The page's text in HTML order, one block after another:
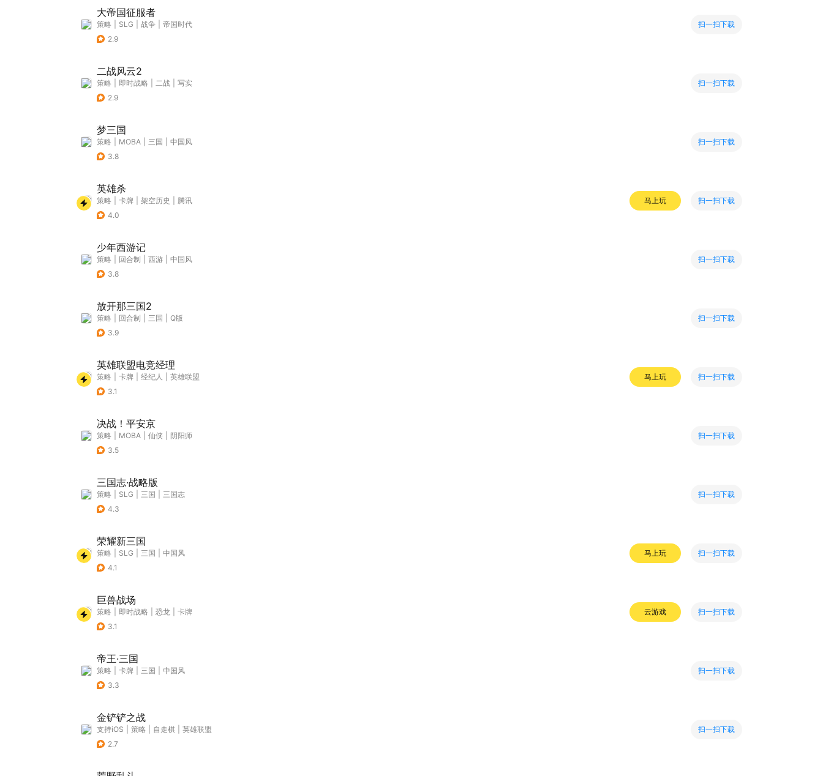
大帝国征服者
策略 SLG 战争
帝国时代
2.9
扫一扫下载
二战风云2
策略 即时战略 二战
写实
2.9
扫一扫下载
梦三国
策略 MOBA 三国
中国风
3.8
扫一扫下载
英雄杀
策略 卡牌 架空历史
腾讯
4.0
马上玩 扫一扫下载
少年西游记
策略 回合制 西游
中国风
3.8
扫一扫下载
放开那三国2
策略 回合制 三国
Q版
3.9
扫一扫下载
英雄联盟电竞经理
策略 卡牌 经纪人
英雄联盟
3.1
马上玩 扫一扫下载
决战！平安京
策略 MOBA 仙侠
阴阳师
3.5
扫一扫下载
三国志·战略版
策略 SLG 三国
三国志
4.3
扫一扫下载
荣耀新三国
策略 SLG 三国
中国风
4.1
马上玩 扫一扫下载
巨兽战场
策略 即时战略 恐龙
卡牌
3.1
云游戏 扫一扫下载
帝王·三国
策略 卡牌 三国
中国风
3.3
扫一扫下载
金铲铲之战
支持iOS 策略 自走棋
英雄联盟
2.7
扫一扫下载